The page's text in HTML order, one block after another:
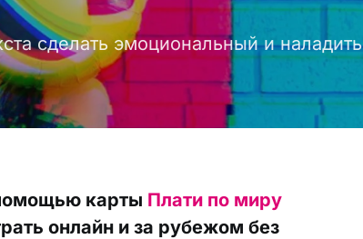
сделать эмоциональный и наладить
карты Плати по миру
онлайн и за рубежом без